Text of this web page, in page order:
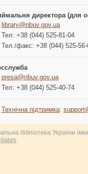
директора (для
library@nbuv.gov.ua
Тел: +38 (044) 525-81-04
Тел./факс: +38 (044) 525-56-
presa@nbuv.gov.ua
Тел: +38 (044) 525-40-74
Технічна підтримка:
бібліотека України